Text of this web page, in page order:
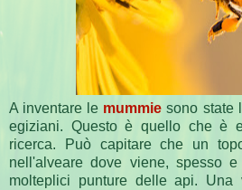
A inventare le mummiesono state
egiziani. Questo è quello che è
ricerca. Può capitare che un
nell'alveare dove viene, spesso
molteplici punture delle api.